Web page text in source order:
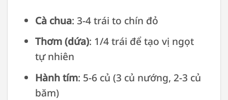
Cà chua: 3-4 trái to chín đỏ
Thơm (dứa): 1/4 trái để tạo vị ngọt
tự nhiên
Hành tím: 5-6 củ (3 củ nướng, 2-3 củ
băm)